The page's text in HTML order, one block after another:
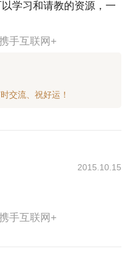
学习和请教的资源，一
手互联网+
2015.10.15
手互联网+